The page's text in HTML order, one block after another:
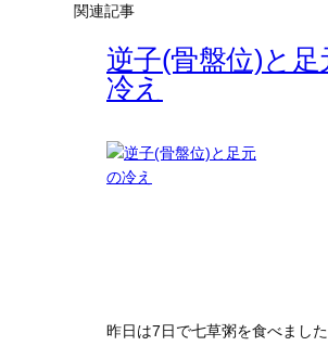
関連記事
逆子(骨盤位)と足
冷え
昨日は7日で七草粥を食べまし